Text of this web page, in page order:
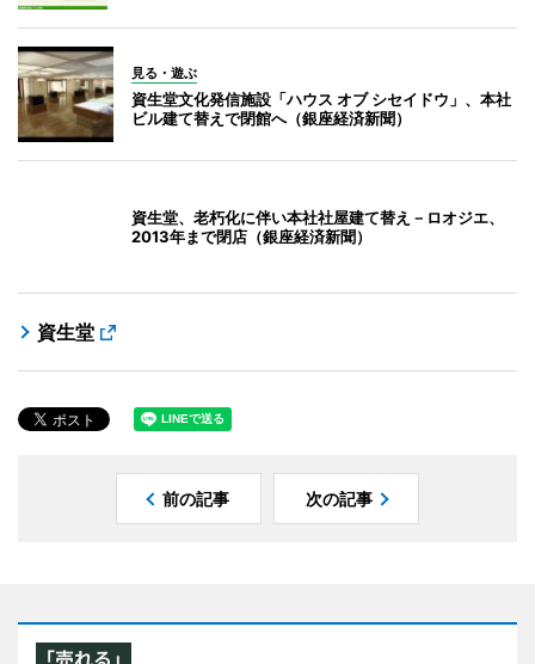
見る・遊ぶ
資生堂文化発信施設「ハウス オブ シセイドウ」、本社
ビル建て替えで閉館へ（銀座経済新聞）
資生堂、老朽化に伴い本社社屋建て替え－ロオジエ、
2013年まで閉店（銀座経済新聞）
資生堂
前の記事 次の記事